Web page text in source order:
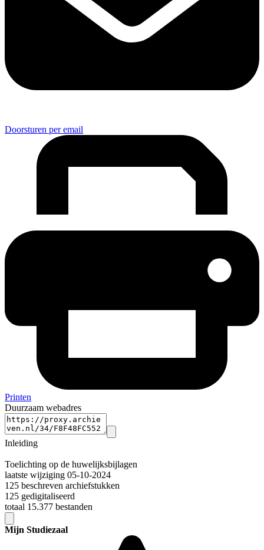
Doorsturen per email
Printen
Duurzaam webadres
Inleiding
Toelichting op de huwelijksbijlagen
laatste wijziging 05-10-2024
125 beschreven archiefstukken
125 gedigitaliseerd
totaal 15.377 bestanden
Mijn Studiezaal